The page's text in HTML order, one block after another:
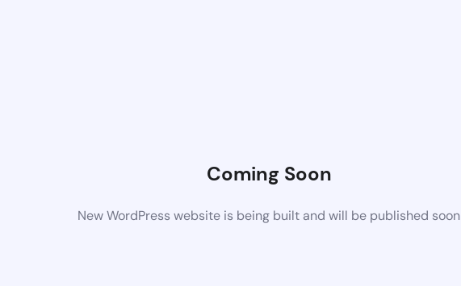
Coming Soon
New WordPress website is being built and will be published soon